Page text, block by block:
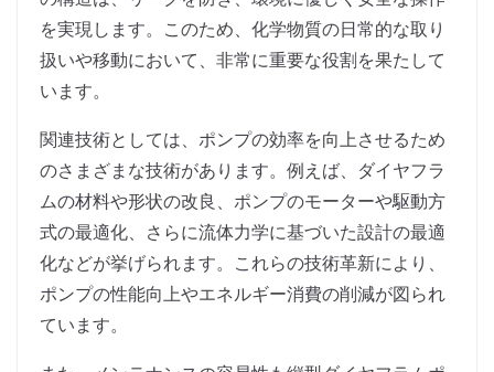
を実現します。このため、化学物質の日常的な取り
扱いや移動において、非常に重要な役割を果たして
います。
関連技術としては、ポンプの効率を向上させるため
のさまざまな技術があります。例えば、ダイヤフラ
ムの材料や形状の改良、ポンプのモーターや駆動方
式の最適化、さらに流体力学に基づいた設計の最適
化などが挙げられます。これらの技術革新により、
ポンプの性能向上やエネルギー消費の削減が図られ
ています。